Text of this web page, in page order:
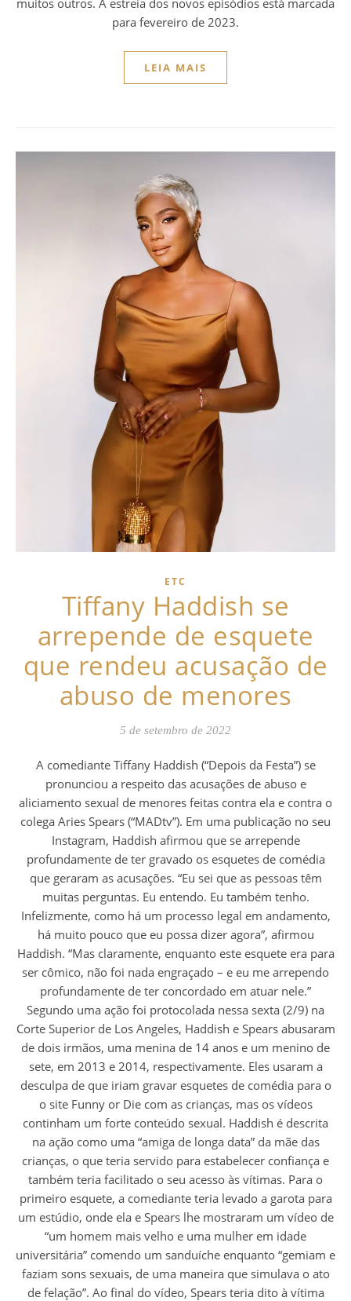
para fevereiro de 2023.
LEIA MAIS
ETC
Tiffany Haddish se
arrepende de esquete
que rendeu acusação de
abuso de menores
5 de setembro de 2022
A comediante Tiffany Haddish (“Depois da Festa”) se
pronunciou a respeito das acusações de abuso e
aliciamento sexual de menores feitas contra ela e contra o
colega Aries Spears (“MADtv”). Em uma publicação no seu
Instagram, Haddish afirmou que se arrepende
profundamente de ter gravado os esquetes de comédia
que geraram as acusações. “Eu sei que as pessoas têm
muitas perguntas. Eu entendo. Eu também tenho.
Infelizmente, como há um processo legal em andamento,
há muito pouco que eu possa dizer agora”, afirmou
Haddish. “Mas claramente, enquanto este esquete era para
ser cômico, não foi nada engraçado – e eu me arrependo
profundamente de ter concordado em atuar nele.”
Segundo uma ação foi protocolada nessa sexta (2/9) na
Corte Superior de Los Angeles, Haddish e Spears abusaram
de dois irmãos, uma menina de 14 anos e um menino de
sete, em 2013 e 2014, respectivamente. Eles usaram a
desculpa de que iriam gravar esquetes de comédia para o
o site Funny or Die com as crianças, mas os vídeos
continham um forte conteúdo sexual. Haddish é descrita
na ação como uma “amiga de longa data” da mãe das
crianças, o que teria servido para estabelecer confiança e
também teria facilitado o seu acesso às vítimas. Para o
primeiro esquete, a comediante teria levado a garota para
um estúdio, onde ela e Spears lhe mostraram um vídeo de
“um homem mais velho e uma mulher em idade
universitária” comendo um sanduíche enquanto “gemiam e
faziam sons sexuais, de uma maneira que simulava o ato
de felação”. Ao final do vídeo, Spears teria dito à vítima